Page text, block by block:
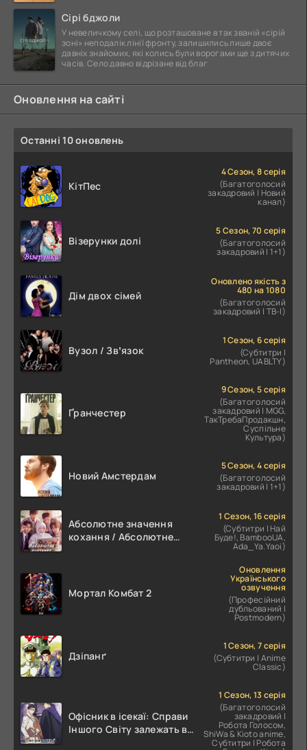
Сірі бджоли
У невеличкому селі, що розташоване в так званій «сірій
зоні» неподалік лінії фронту, залишились лише двоє
давніх знайомих, які колись були ворогами ще з дитячих
часів. Село давно відрізане від благ
Оновлення на сайті
Останні 10 оновлень
КітПес
4 Сезон, 8 серія
(Багатоголосий
закадровий | Новий
канал)
Візерунки долі
5 Сезон, 70 серія
(Багатоголосий
закадровий | 1+1)
Дім двох сімей
Оновлено якість з
480 на 1080
(Багатоголосий
закадровий | ТВ-І)
Вузол / Звʼязок
1 Сезон, 6 серія
(Субтитри |
Pantheon, UABLTY)
Ґранчестер
9 Сезон, 5 серія
(Багатоголосий
закадровий | MGG,
ТакТребаПродакшн,
Суспільне
Культура)
Новий Амстердам
5 Сезон, 4 серія
(Багатоголосий
закадровий | 1+1)
Абсолютне значення
кохання / Абсолютне
1 Сезон, 16 серія
(Субтитри | Най
Буде!, BambooUA,
Ada_Ya.Yaoi)
Мортал Комбат 2
Оновлення
Українського
озвучення
(Професійний
дубльований |
Postmodern)
Дзіпанґ
1 Сезон, 7 серія
(Субтитри | Anime
Classic)
Офісник в ісекаї: Справи
Іншого Світу залежать від
1 Сезон, 13 серія
(Багатоголосий
закадровий |
Робота Голосом,
ShiWa & Kioto anime,
Субтитри | Робота